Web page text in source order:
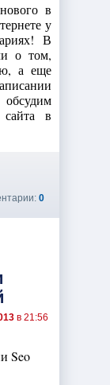
в
у
В
о том,
а еще
в
0
в 21:56